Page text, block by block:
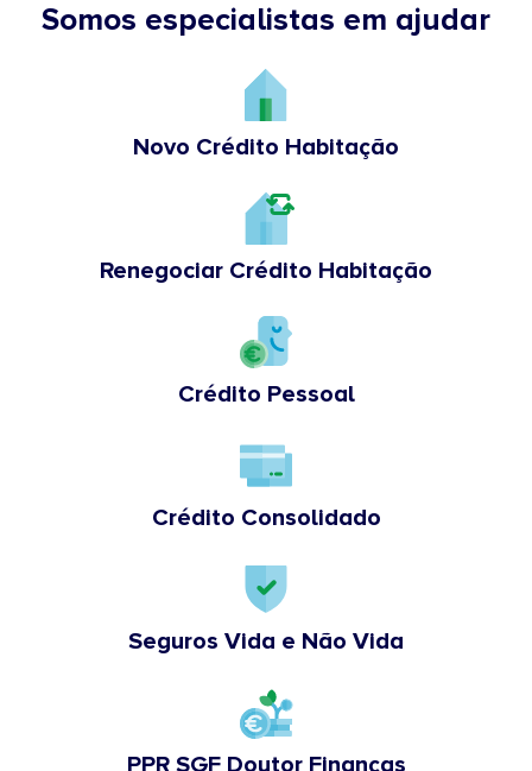
Somos especialistas em ajudar
Novo Crédito Habitação
Renegociar Crédito Habitação
Crédito Pessoal
Crédito Consolidado
Seguros Vida e Não Vida
PPR SGF Doutor Finanças